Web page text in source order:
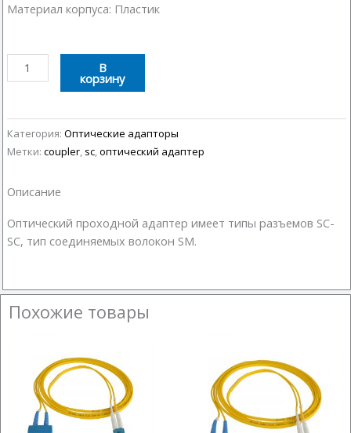
Материал корпуса: Пластик
Количество
товара
адаптер
SC
(Coupler)
В
корзину
Категория: Оптические адапторы
Метки: coupler, sc,оптический адаптер
Описание
Оптический проходной адаптер имеет типы разъемов SC-
SC, тип соединяемых волокон SM.
Похожие товары